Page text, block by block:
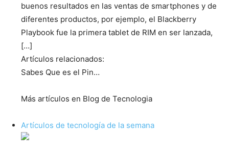
buenos resultados en las ventas de smartphones y de
diferentes productos, por ejemplo, el Blackberry
Playbook fue la primera tablet de RIM en ser lanzada,
[…]
Artículos relacionados:
Sabes Que es el Pin…
Más artículos en Blog de Tecnologia
Artículos de tecnología de la semana